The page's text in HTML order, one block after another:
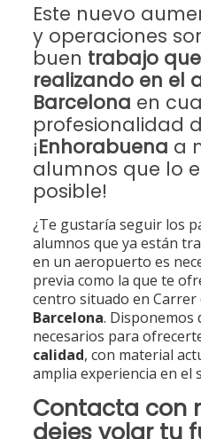
Este nuevo
y operaciones
buen trabajo
realizando en el
Barcelona en
profesionalidad
¡Enhorabuena a
alumnos que lo
posible!
¿Te gustaría seguir los
alumnos que ya están
en un aeropuerto es
previa como la que te
centro situado en Carrer
Barcelona. Disponemos
necesarios para
calidad, con material
amplia experiencia en el
Contacta con
dejes volar tu